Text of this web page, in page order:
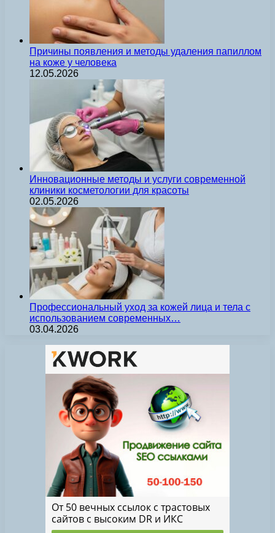
Причины появления и методы удаления папиллом
на коже у человека
12.05.2026
Инновационные методы и услуги современной
клиники косметологии для красоты
02.05.2026
Профессиональный уход за кожей лица и тела с
использованием современных…
03.04.2026